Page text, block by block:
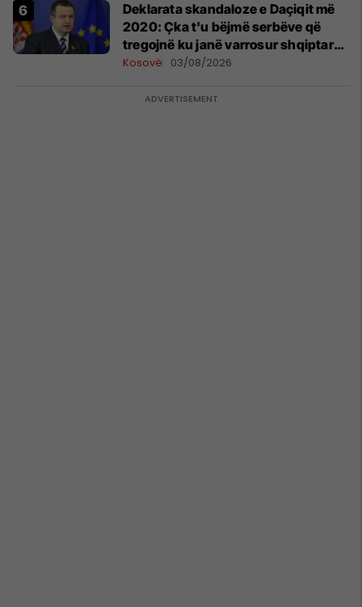
​Deklarata skandaloze e Daçiqit më
2020: Çka t'u bëjmë serbëve që
tregojnë ku janë varrosur shqiptarët
në Serbi
Kosovë 03/08/2026